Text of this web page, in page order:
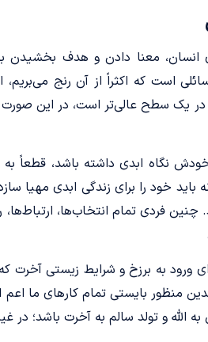
انسان، معنا دادن و هدف بخشیدن
است که اکثراً از آن رنج می‌بریم،
یک سطح عالی‌تر است، در این صورت
خودش نگاه ابدی داشته باشد، قطعاً
خود را برای زندگی ابدی مهیا
چنین فردی تمام انتخاب‌ها،
به برزخ و شرایط زیستی آخرت که
منظور بایستی تمام کارهای ما
الله و تولد سالم به آخرت باشد؛ در